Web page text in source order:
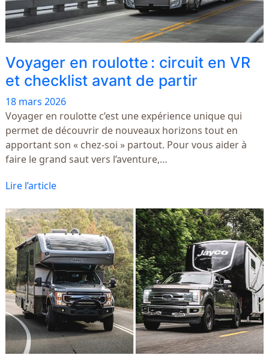
Voyager en roulotte : circuit en VR
et checklist avant de partir
18 mars 2026
Voyager en roulotte c’est une expérience unique qui
permet de découvrir de nouveaux horizons tout en
apportant son « chez-soi » partout. Pour vous aider à
faire le grand saut vers l’aventure,…
Lire l’article